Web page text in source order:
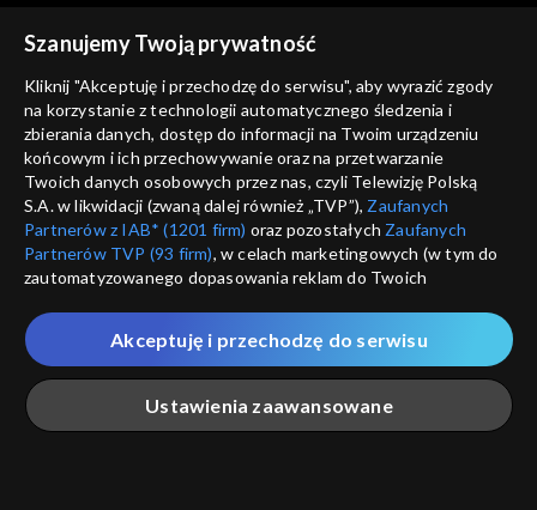
Rok w ogrodzie
22.07.2023
Rok w ogrodzie
15.07.2023
Rok w ogrodzie
08.07.2023
Rok w ogrodzie
01.07.2023
Szanujemy Twoją prywatność
Kliknij "Akceptuję i przechodzę do serwisu", aby wyrazić zgody
na korzystanie z technologii automatycznego śledzenia i
zbierania danych, dostęp do informacji na Twoim urządzeniu
końcowym i ich przechowywanie oraz na przetwarzanie
Twoich danych osobowych przez nas, czyli Telewizję Polską
S.A. w likwidacji (zwaną dalej również „TVP”), Zaufanych
Partnerów z IAB* (1201 firm) oraz pozostałych Zaufanych
Partnerów TVP (93 firm), w celach marketingowych (w tym do
zautomatyzowanego dopasowania reklam do Twoich
które wskazujemy poniżej, a także zgody na udostępnianie
przez nas identyfikatora PPID do Google.
Twoje dane osobowe zbierane podczas odwiedzania przez
Ciebie naszych
poszczególnych serwisówzwanych dalej
„Portalem”, w tym informacje zapisywane za pomocą
Ustawienia zaawansowane
Akceptuję i przechodzę do serwisu